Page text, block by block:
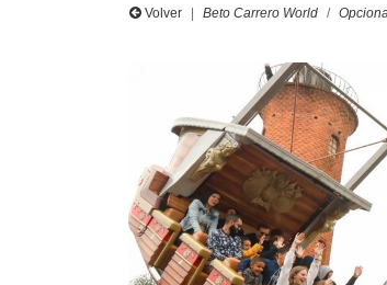
Volver Beto Carrero World